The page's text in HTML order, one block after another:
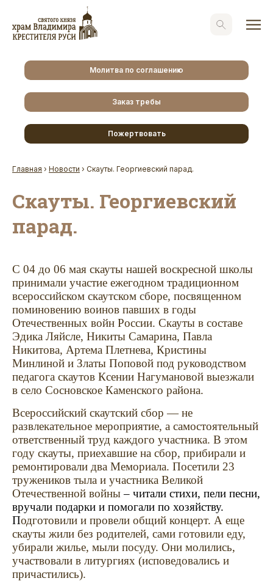
Молитва по соглашению
Заказ требы
Пожертвовать
Главная › Новости › Скауты. Георгиевский парад.
Скауты. Георгиевский
парад.
С 04 до 06 мая скауты нашей воскресной школы
принимали участие ежегодном традиционном
всероссийском скаутском сборе, посвященном
поминовению воинов павших в годы
Отечественных войн России. Скауты в составе
Эдика Ляйсле, Никиты Самарина, Павла
Никитова, Артема Плетнева, Кристины
Минлиной и Златы Поповой под руководством
педагога скаутов Ксении Нагумановой выезжали
в село Сосновское Каменского района.
Всероссийский скаутский сбор — не
развлекательное мероприятие, а самостоятельный
ответственный труд каждого участника. В этом
году скауты, приехавшие на сбор, прибирали и
ремонтировали два Мемориала. Посетили 23
тружеников тыла и участника Великой
Отечественной войны– читали стихи, пели песни,
вручали подарки и помогали по хозяйству.
Подготовили и провели общий концерт. А еще
скауты жили без родителей, сами готовили еду,
убирали жилье, мыли посуду. Они молились,
участвовали в литургиях (исповедовались и
причастились).